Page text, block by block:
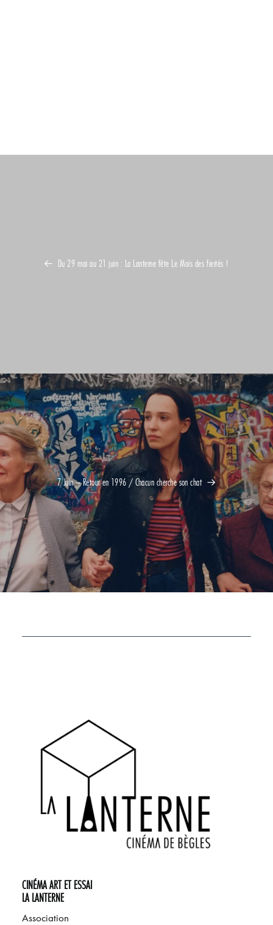
Du 29 mai au 21 juin : La Lanterne fête Le Mois des fiertés !
7 Juin – Retour en 1996 / Chacun cherche son chat
CINÉMA ART ET ESSAI
LA LANTERNE
Association